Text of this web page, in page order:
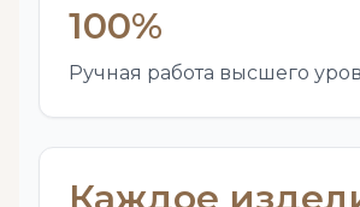
100%
Ручная работа высшего
Каждое